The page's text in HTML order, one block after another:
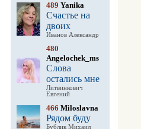
489 Yanika
Счастье на
двоих
Иванов Александр
480
Angelochek_ms
Слова
остались мне
Литвинкович
Евгений
466 Miloslavna
Рядом буду
Бублик Михаил